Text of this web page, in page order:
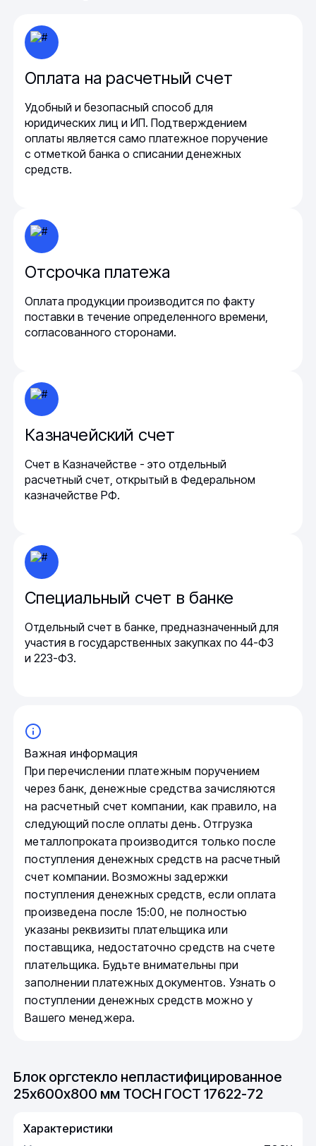
Оплата на расчетный счет
Удобный и безопасный способ для
юридических лиц и ИП. Подтверждением
оплаты является само платежное поручение
с отметкой банка о списании денежных
средств.
Отсрочка платежа
Оплата продукции производится по факту
поставки в течение определенного времени,
согласованного сторонами.
Казначейский счет
Счет в Казначействе - это отдельный
расчетный счет, открытый в Федеральном
казначействе РФ.
Специальный счет в банке
Отдельный счет в банке, предназначенный для
участия в государственных закупках по 44-ФЗ
и 223-ФЗ.
Важная информация
При перечислении платежным поручением
через банк, денежные средства зачисляются
на расчетный счет компании, как правило, на
следующий после оплаты день. Отгрузка
металлопроката производится только после
поступления денежных средств на расчетный
счет компании. Возможны задержки
поступления денежных средств, если оплата
произведена после 15:00, не полностью
указаны реквизиты плательщика или
поставщика, недостаточно средств на счете
плательщика. Будьте внимательны при
заполнении платежных документов. Узнать о
поступлении денежных средств можно у
Вашего менеджера.
Блок оргстекло непластифицированное
25х600х800 мм ТОСН ГОСТ 17622-72
Характеристики